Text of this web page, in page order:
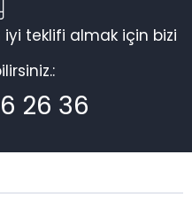
teklifi almak için bizi
26 36